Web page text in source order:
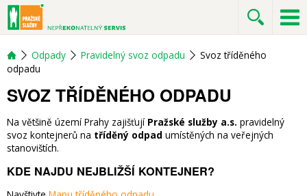
Odpady Pravidelný svoz odpadu
Svoz tříděného
odpadu
SVOZ TŘÍDĚNÉHO ODPADU
Na většině území Prahy zajišťují Pražské služby a.s. pravidelný
svoz kontejnerů na tříděný odpad umístěných na veřejných
stanovištích.
KDE NAJDU NEJBLIŽŠÍ KONTEJNER?